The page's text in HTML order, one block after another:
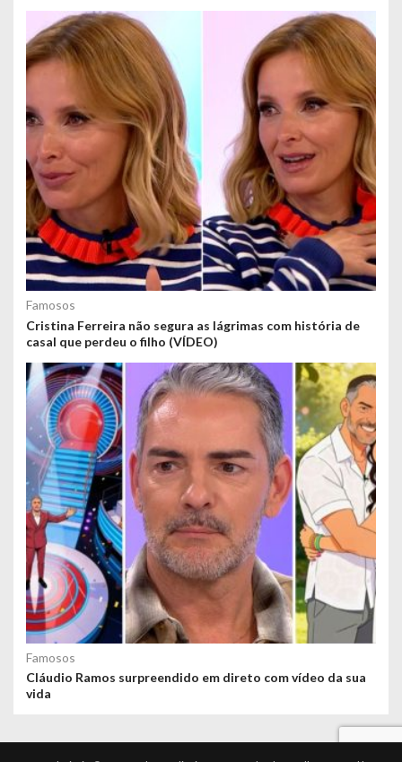
Famosos
Cristina Ferreira não segura as lágrimas com história de
casal que perdeu o filho (VÍDEO)
Famosos
Cláudio Ramos surpreendido em direto com vídeo da sua
vida